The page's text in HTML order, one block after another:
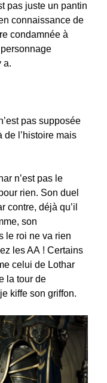
pas juste un pantin
connaissance de
condamnée à
a.
pas supposée
de l’histoire mais
n’est pas le
rien. Son duel
contre, déjà qu’il
son
le roi ne va rien
les AA ! Certains
celui de Lothar
la tour de
kiffe son griffon.